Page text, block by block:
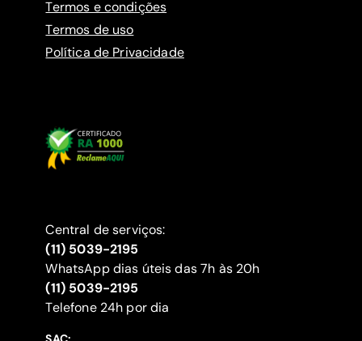
Termos e condições
Termos de uso
Política de Privacidade
Central de serviços:
(11) 5039-2195
WhatsApp dias úteis das 7h às 20h
(11) 5039-2195
‍Telefone 24h por dia